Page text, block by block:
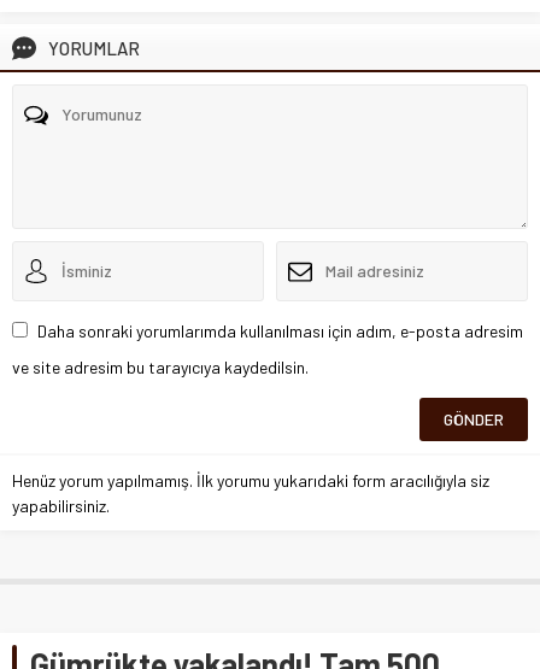
YORUMLAR
Daha sonraki yorumlarımda kullanılması için adım, e-posta adresim
ve site adresim bu tarayıcıya kaydedilsin.
Henüz yorum yapılmamış. İlk yorumu yukarıdaki form aracılığıyla siz
yapabilirsiniz.